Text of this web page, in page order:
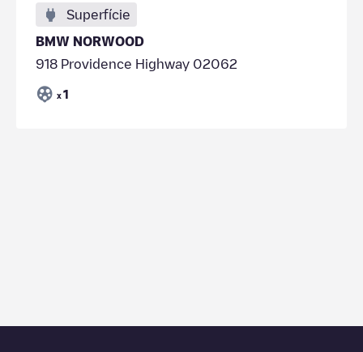
Superfície
BMW NORWOOD
918 Providence Highway 02062
x 1